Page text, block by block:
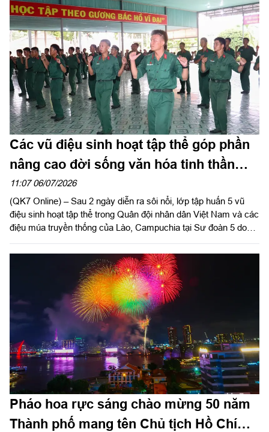
làm công tác văn hóa, văn nghệ trong LLVT Quân khu.
Các vũ điệu sinh hoạt tập thể góp phần
nâng cao đời sống văn hóa tinh thần
của bộ đội
11:07 06/07/2026
(QK7 Online) – Sau 2 ngày diễn ra sôi nổi, lớp tập huấn 5 vũ
điệu sinh hoạt tập thể trong Quân đội nhân dân Việt Nam và các
điệu múa truyền thống của Lào, Campuchia tại Sư đoàn 5 do
ngày 6/7.
Pháo hoa rực sáng chào mừng 50 năm
Thành phố mang tên Chủ tịch Hồ Chí